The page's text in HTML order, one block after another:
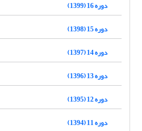
دوره 16 (1399)
دوره 15 (1398)
دوره 14 (1397)
دوره 13 (1396)
دوره 12 (1395)
دوره 11 (1394)